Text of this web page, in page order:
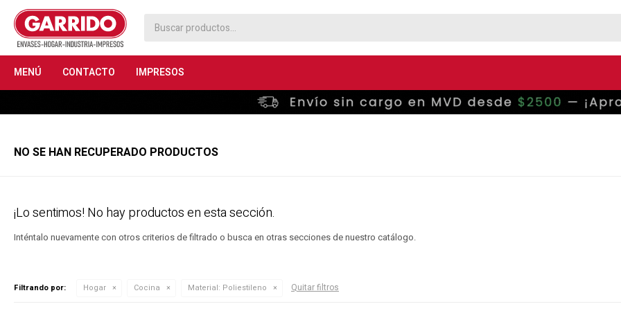
MENÚ CONTACTO IMPRESOS
NO SE HAN RECUPERADO PRODUCTOS
¡Lo sentimos! No hay productos en esta sección.
Inténtalo nuevamente con otros criterios de filtrado o busca en otras secciones de nuestro catálogo.
Filtrando por: Hogar Cocina Material: Poliestileno Quitar filtros